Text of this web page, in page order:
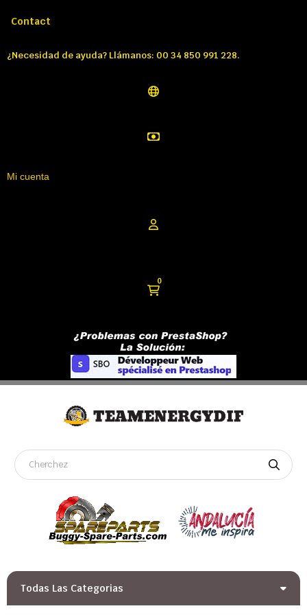
Contact
¿Necesidad de ayuda? Llámanos: 00 34 850 991 228.
Mi cuenta
0
Todas Las Categorias